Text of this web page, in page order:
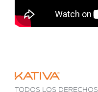
TODOS LOS DERECHOS